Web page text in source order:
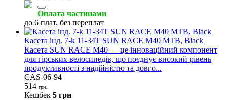
Оплата частинами
до 6 плат. без переплат
Касета інд. 7-k 11-34T SUN RACE M40 MTB, Black
Касета SUN RACE M40 — це інноваційний компонент
для гірських велосипедів, що поєднує високий рівень
продуктивності з надійністю та довго...
CAS-06-94
514 грн.
Кешбек 5 грн